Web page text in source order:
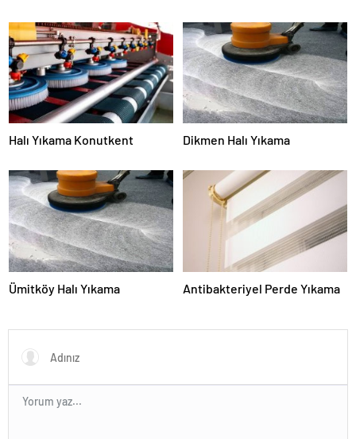
Halı Yıkama Konutkent Dikmen Halı Yıkama
Ümitköy Halı Yıkama Antibakteriyel Perde Yıkama